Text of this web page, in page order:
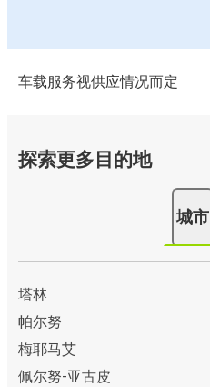
车载服务视供应情况而定
探索更多目的地
城市
塔林
帕尔努
梅耶马艾
佩尔努-亚古皮